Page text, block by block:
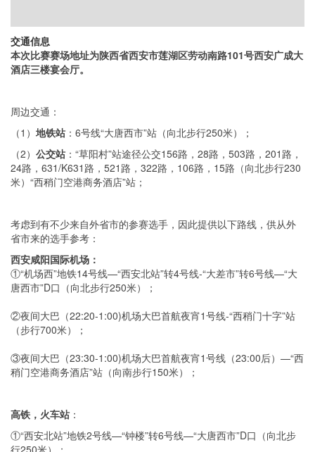
交通信息
本次比赛赛场地址为陕西省西安市莲湖区劳动南路101号西安广成大
酒店三楼宴会厅。
周边交通：
（1） 地铁站 ：6号线“大唐西市”站（向北步行250米）；
（2） 公交站 ：“草阳村”站途径公交156路，28路，503路，201路，
24路，631/K631路，521路，322路，106路，15路（向北步行230
米）“西稍门空港商务酒店”站；
考虑到有不少来自外省市的参赛选手，因此提供以下路线，供从外
省市来的选手参考：
西安咸阳国际机场：
①“机场西”地铁14号线—“西安北站”转4号线-“大差市”转6号线—“大
唐西市”D口（向北步行250米）；
②夜间大巴（22:20-1:00)机场大巴首航夜宵1号线-“西稍门十字”站
（步行700米）；
③夜间大巴（23:30-1:00)机场大巴首航夜宵1号线（23:00后）—“西
稍门空港商务酒店”站（向南步行150米）；
高铁，火车站 ：
①“西安北站”地铁2号线—“钟楼”转6号线—“大唐西市”D口（向北步
行250米）；